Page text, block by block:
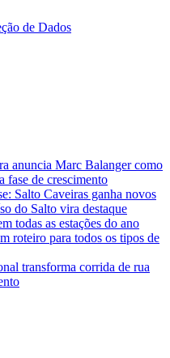
de Dados
anuncia Marc Balanger como
fase de crescimento
Salto Caveiras ganha novos
do Salto vira destaque
todas as estações do ano
roteiro para todos os tipos de
transforma corrida de rua